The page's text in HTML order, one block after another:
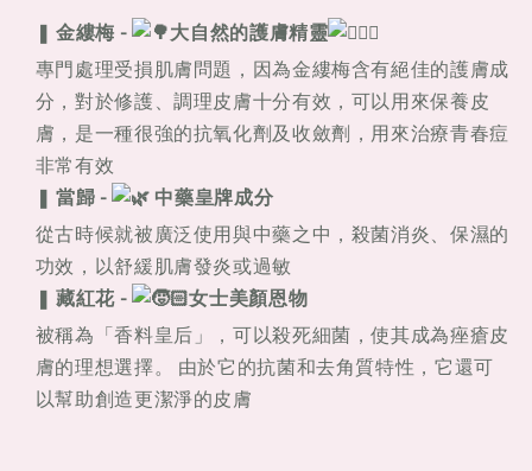
❚金縷梅 -
大自然的護膚精靈
專門處理受損肌膚問題，因為金縷梅含有絕佳的護膚成
分 ，對於修護、調理皮膚十分有效，可以用來保養皮
膚，是一種很強的抗氧化劑及收斂劑
，用來治療青春痘
非常有效
❚當歸 -
中藥皇牌成分
從古時候就被廣泛使用與中藥之中，殺菌消炎、保濕的
功效，以舒緩肌膚發炎或過敏
❚藏紅花 -
女士美顏恩物
被稱為「香料皇后」，可以殺死細菌，使其成為痤瘡皮
膚的理想選擇。 由於它的抗菌和去角質特性，它還可
以幫助創造更潔淨的皮膚